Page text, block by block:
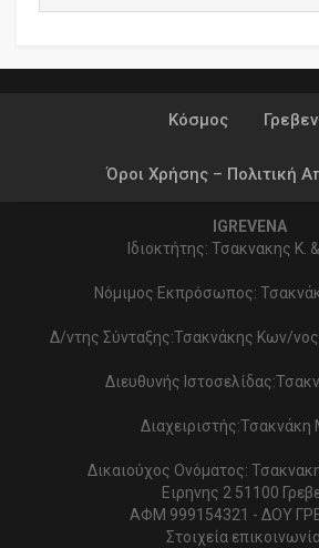
Κόσμος
Όροι Χρήσης – Πολιτική
IGREVENA
Ιδιοκτήτης: Τσακνακης Κ.
Νόμιμος Εκπρόσωπος:
Δ/ντης Σύνταξης:Τσακνάκης Κων/
Διευθυνής
Διαχειριστής:Τσακνάκη
Δικαιούχος Ονόματος:
Ειρηνης 2 51100
ΑΦΜ 999154321 - ΔΟΥ
Στοιχεία